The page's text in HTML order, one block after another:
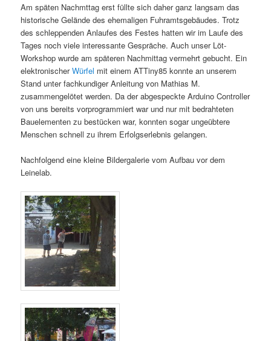
Am späten Nachmttag erst füllte sich daher ganz langsam das
historische Gelände des ehemaligen Fuhramtsgebäudes. Trotz
des schleppenden Anlaufes des Festes hatten wir im Laufe des
Tages noch viele interessante Gespräche. Auch unser Löt-
Workshop wurde am späteren Nachmittag vermehrt gebucht. Ein
elektronischerWürfel mit einem ATTiny85 konnte an unserem
Stand unter fachkundiger Anleitung von Mathias M.
zusammengelötet werden. Da der abgespeckte Arduino Controller
von uns bereits vorprogrammiert war und nur mit bedrahteten
Bauelementen zu bestücken war, konnten sogar ungeübtere
Menschen schnell zu ihrem Erfolgserlebnis gelangen.
Nachfolgend eine kleine Bildergalerie vom Aufbau vor dem
Leinelab.